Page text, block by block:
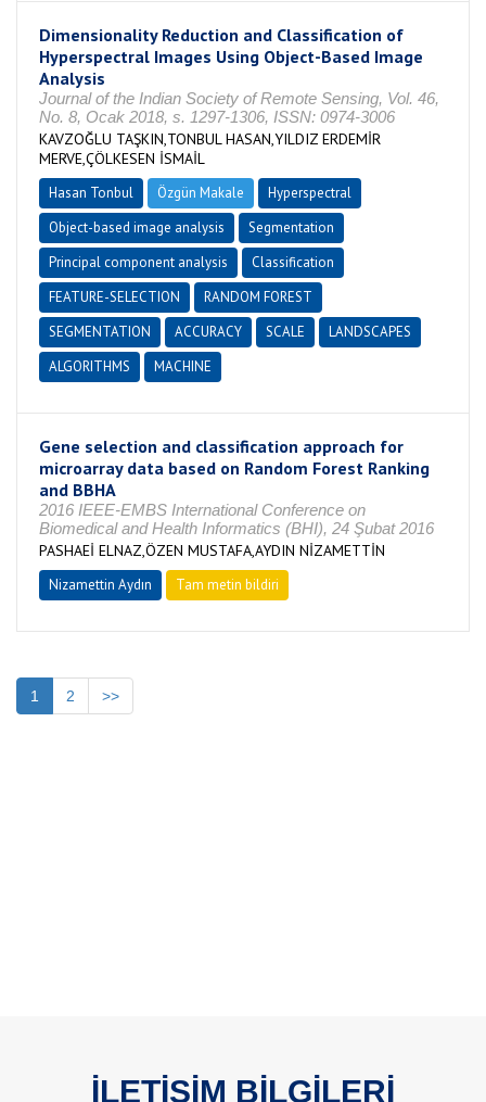
Dimensionality Reduction and Classification of
Hyperspectral Images Using Object-Based Image
Analysis
Journal of the Indian Society of Remote Sensing, Vol. 46,
No. 8, Ocak 2018, s. 1297-1306, ISSN: 0974-3006
KAVZOĞLU TAŞKIN,TONBUL HASAN,YILDIZ ERDEMİR
MERVE,ÇÖLKESEN İSMAİL
Hasan Tonbul Özgün Makale
Hyperspectral
Object-based image analysis
Segmentation
Principal component analysis
Classification
FEATURE-SELECTION
RANDOM FOREST
SEGMENTATION
ACCURACY SCALE
LANDSCAPES
ALGORITHMS
MACHINE
Gene selection and classification approach for
microarray data based on Random Forest Ranking
and BBHA
2016 IEEE-EMBS International Conference on
Biomedical and Health Informatics (BHI), 24 Şubat 2016
PASHAEİ ELNAZ,ÖZEN MUSTAFA,AYDIN NİZAMETTİN
Nizamettin Aydın Tam metin bildiri
1 2 >>
İLETİŞİM BİLGİLERİ